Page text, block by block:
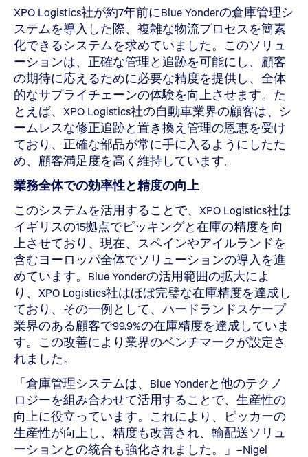
XPO Logistics社が約7年前にBlue Yonderの倉庫管理シ
ステムを導入した際、複雑な物流プロセスを簡素
化できるシステムを求めていました。このソリュ
ーションは、正確な管理と追跡を可能にし、顧客
の期待に応えるために必要な精度を提供し、全体
的なサプライチェーンの体験を向上させます。た
とえば、XPO Logistics社の自動車業界の顧客は、シ
ームレスな修正追跡と置き換え管理の恩恵を受け
ており、正確な部品が常に手に入るようにしたた
め、顧客満足度を高く維持しています。
業務全体での効率性と精度の向上
このシステムを活用することで、XPO Logistics社は
イギリスの15拠点でピッキングと在庫の精度を向
上させており、現在、スペインやアイルランドを
含むヨーロッパ全体でソリューションの導入を進
めています。Blue Yonderの活用範囲の拡大によ
り、XPO Logistics社はほぼ完璧な在庫精度を達成し
ており、その一例として、ハードランドスケープ
業界のある顧客で99.9%の在庫精度を達成していま
す。この改善により業界のベンチマークが設定さ
れました。
「倉庫管理システムは、Blue Yonderと他のテクノ
ロジーを組み合わせて活用することで、生産性の
向上に役立っています。これにより、ピッカーの
生産性が向上し、精度も改善され、輸配送ソリュ
ーションとの統合も強化されました。」–Nigel